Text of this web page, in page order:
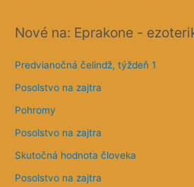
á
d
r
e
s
Nové na: Eprakone -
Predvianočná čelindž, týždeň 1
Posolstvo na zajtra
Pohromy
Posolstvo na zajtra
Skutočná hodnota človeka
Posolstvo na zajtra